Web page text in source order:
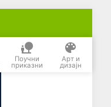
Поучни
приказни
Арт и
дизајн